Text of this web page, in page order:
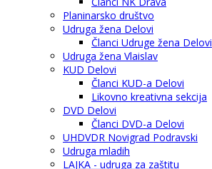
Planinarsko društvo
Udruga žena Delovi
Članci Udruge žena Delovi
Udruga žena Vlaislav
KUD Delovi
Članci KUD-a Delovi
Likovno kreativna sekcija
DVD Delovi
Članci DVD-a Delovi
UHDVDR Novigrad Podravski
Udruga mladih
LAJKA - udruga za zaštitu